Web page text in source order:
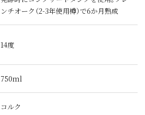
ンチオーク（2-3年使用樽）で6か月熟成
14度
750ml
コルク